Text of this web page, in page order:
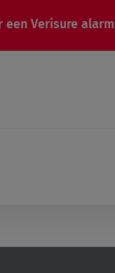
Verisure alarm